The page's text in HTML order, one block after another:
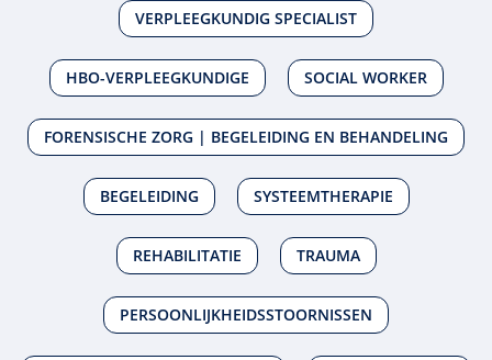
VERPLEEGKUNDIG SPECIALIST
HBO-VERPLEEGKUNDIGE SOCIAL WORKER
FORENSISCHE ZORG | BEGELEIDING EN BEHANDELING
BEGELEIDING SYSTEEMTHERAPIE
REHABILITATIE TRAUMA
PERSOONLIJKHEIDSSTOORNISSEN